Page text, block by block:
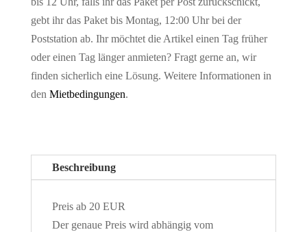
gebt ihr das Paket bis Montag, 12:00 Uhr bei der
Poststation ab. Ihr möchtet die Artikel einen Tag früher
oder einen Tag länger anmieten? Fragt gerne an, wir
finden sicherlich eine Lösung. Weitere Informationen in
den Mietbedingungen.
Beschreibung
Preis ab 20 EUR
Der genaue Preis wird abhängig vom